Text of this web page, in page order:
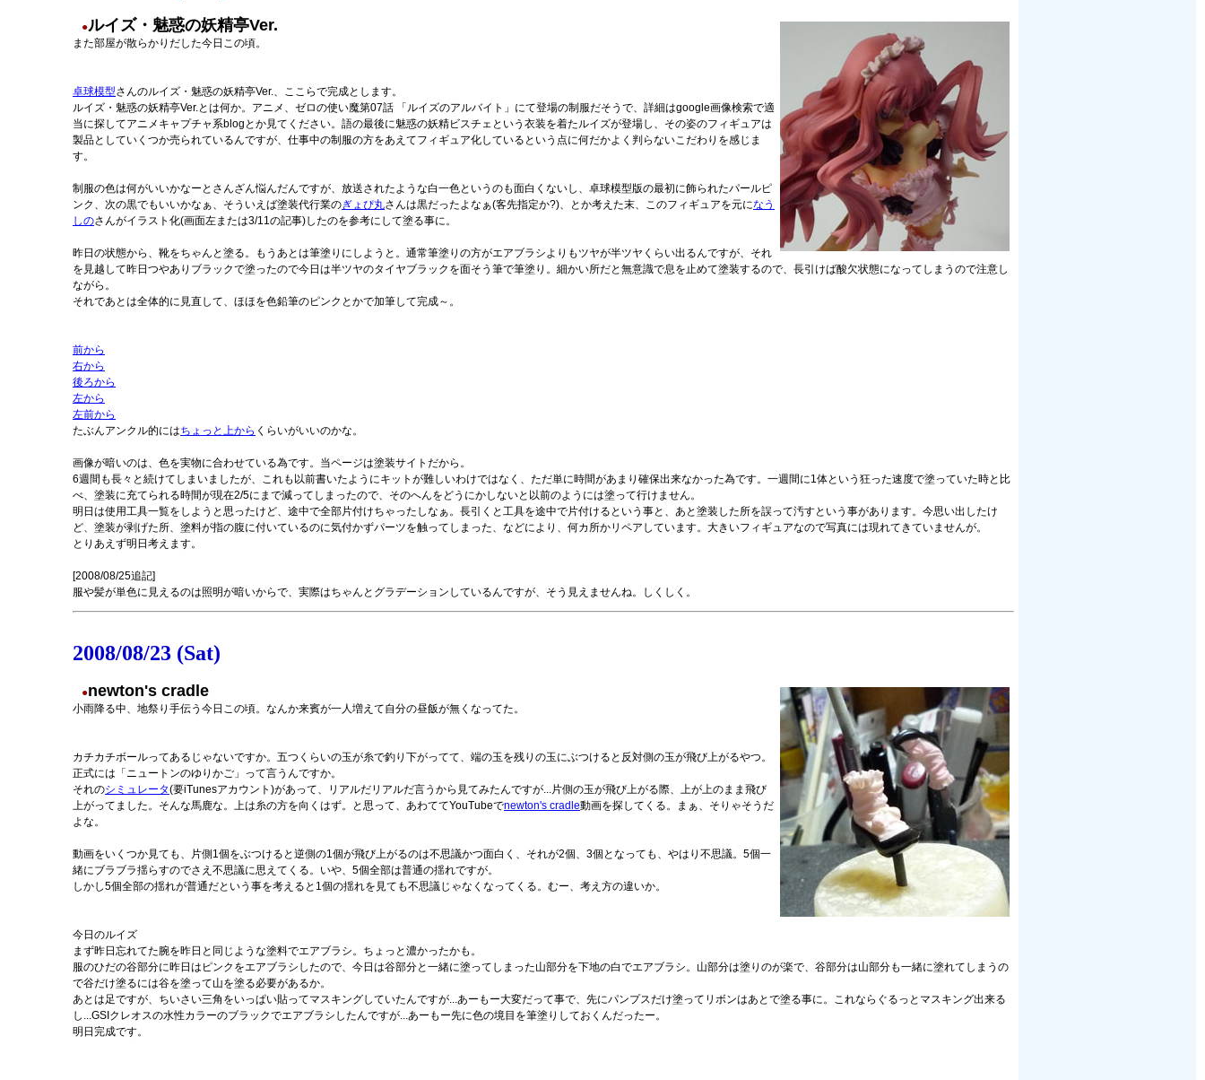
●ルイズ・魅惑の妖精亭Ver.
また部屋が散らかりだした今日この頃。
卓球模型さんのルイズ・魅惑の妖精亭Ver.、ここらで完成とします。
ルイズ・魅惑の妖精亭Ver.とは何か。アニメ、ゼロの使い魔第07話 「ルイズのアルバイト」にて登場の制服だそうで、詳細はgoogle画像検索で適
当に探してアニメキャプチャ系blogとか見てください。語の最後に魅惑の妖精ビスチェという衣装を着たルイズが登場し、その姿のフィギュアは
製品としていくつか売られているんですが、仕事中の制服の方をあえてフィギュア化しているという点に何だかよく判らないこだわりを感じま
す。
制服の色は何がいいかなーとさんざん悩んだんですが、放送されたような白一色というのも面白くないし、卓球模型版の最初に飾られたパールピ
ンク、次の黒でもいいかなぁ、そういえば塗装代行業のぎょぴ丸さんは黒だったよなぁ(客先指定か?)、とか考えた末、このフィギュアを元になう
しのさんがイラスト化(画面左または3/11の記事)したのを参考にして塗る事に。
昨日の状態から、靴をちゃんと塗る。もうあとは筆塗りにしようと。通常筆塗りの方がエアブラシよりもツヤが半ツヤくらい出るんですが、それ
を見越して昨日つやありブラックで塗ったので今日は半ツヤのタイヤブラックを面そう筆で筆塗り。細かい所だと無意識で息を止めて塗装するので、長引けば酸欠状態になってしまうので注意し
ながら。
それであとは全体的に見直して、ほほを色鉛筆のピンクとかで加筆して完成～。
前から
右から
後ろから
左から
左前から
たぶんアンクル的にはちょっと上から くらいがいいのかな。
画像が暗いのは、色を実物に合わせている為です。当ページは塗装サイトだから。
6週間も長々と続けてしまいましたが、これも以前書いたようにキットが難しいわけではなく、ただ単に時間があまり確保出来なかった為です。一週間に1体という狂った速度で塗っていた時と比
べ、塗装に充てられる時間が現在2/5にまで減ってしまったので、そのへんをどうにかしないと以前のようには塗って行けません。
明日は使用工具一覧をしようと思ったけど、途中で全部片付けちゃったしなぁ。長引くと工具を途中で片付けるという事と、あと塗装した所を誤って汚すという事があります。今思い出したけ
ど、塗装が剥げた所、塗料が指の腹に付いているのに気付かずパーツを触ってしまった、などにより、何カ所かリペアしています。大きいフィギュアなので写真には現れてきていませんが。
とりあえず明日考えます。
[2008/08/25追記]
服や髪が単色に見えるのは照明が暗いからで、実際はちゃんとグラデーションしているんですが、そう見えませんね。しくしく。
2008/08/23 (Sat)
●newton's cradle
小雨降る中、地祭り手伝う今日この頃。なんか来賓が一人増えて自分の昼飯が無くなってた。
カチカチボールってあるじゃないですか。五つくらいの玉が糸で釣り下がってて、端の玉を残りの玉にぶつけると反対側の玉が飛び上がるやつ。
正式には「ニュートンのゆりかご」って言うんですか。
それのシミュレータ(要iTunesアカウント)があって、リアルだリアルだ言うから見てみたんですが...片側の玉が飛び上がる際、上が上のまま飛び
上がってました。そんな馬鹿な。上は糸の方を向くはず。と思って、あわててYouTubeでnewton's cradle動画を探してくる。まぁ、そりゃそうだ
よな。
動画をいくつか見ても、片側1個をぶつけると逆側の1個が飛び上がるのは不思議かつ面白く、それが2個、3個となっても、やはり不思議。5個一
緒にブラブラ揺らすのでさえ不思議に思えてくる。いや、5個全部は普通の揺れですが。
しかし5個全部の揺れが普通だという事を考えると1個の揺れを見ても不思議じゃなくなってくる。むー、考え方の違いか。
今日のルイズ
まず昨日忘れてた腕を昨日と同じような塗料でエアブラシ。ちょっと濃かったかも。
服のひだの谷部分に昨日はピンクをエアブラシしたので、今日は谷部分と一緒に塗ってしまった山部分を下地の白でエアブラシ。山部分は塗りのが楽で、谷部分は山部分も一緒に塗れてしまうの
で谷だけ塗るには谷を塗って山を塗る必要があるか。
あとは足ですが、ちいさい三角をいっぱい貼ってマスキングしていたんですが...あーもー大変だって事で、先にパンプスだけ塗ってリボンはあとで塗る事に。これならぐるっとマスキング出来る
し...GSIクレオスの水性カラーのブラックでエアブラシしたんですが...あーもー先に色の境目を筆塗りしておくんだったー。
明日完成です。